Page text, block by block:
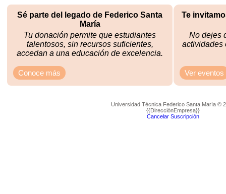
Sé parte del legado de Federico Santa
María
Tu donación permite que estudiantes
talentosos, sin recursos suficientes,
accedan a una educación de excelencia.
Conoce más
Te
No dejes
actividades
Ver eventos
Universidad Técnica Federico Santa María ©
{{DirecciónEmpresa}}​
Cancelar Suscripción